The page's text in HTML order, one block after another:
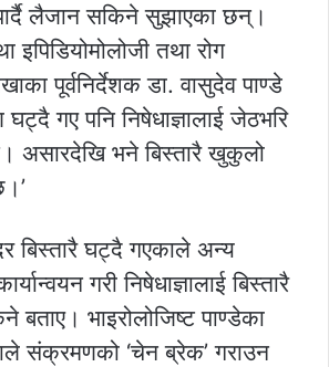
लैजान सकिने सुझाएका छन्।
इपिडियोमोलोजी तथा रोग
पूर्वनिर्देशक डा. वासुदेव पाण्डे
गए पनि निषेधाज्ञालाई जेठभरि
असारदेखि भने बिस्तारै खुकुलो
बिस्तारै घट्दै गएकाले अन्य
गरी निषेधाज्ञालाई बिस्तारै
बताए। भाइरोलोजिष्ट पाण्डेका
संक्रमणको ‘चेन ब्रेक’ गराउन